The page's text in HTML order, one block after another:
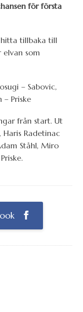
för första
hitta tillbaka till
elvan som
– Sabovic,
– Priske
från start. Ut
Haris Radetinac
Ståhl, Miro